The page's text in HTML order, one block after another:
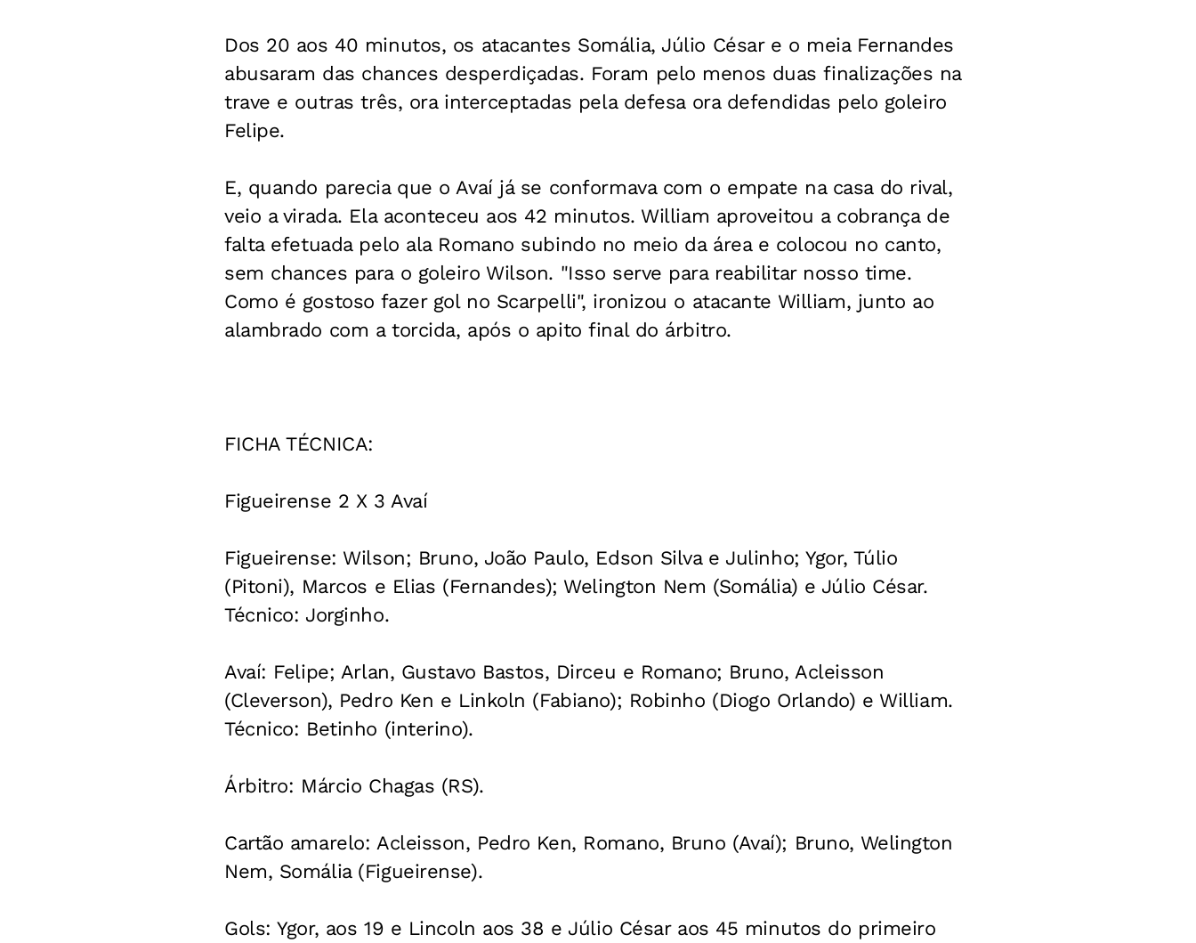
Dos 20 aos 40 minutos, os atacantes Somália, Júlio César e o meia Fernandes
abusaram das chances desperdiçadas. Foram pelo menos duas finalizações na
trave e outras três, ora interceptadas pela defesa ora defendidas pelo goleiro
Felipe.
E, quando parecia que o Avaí já se conformava com o empate na casa do rival,
veio a virada. Ela aconteceu aos 42 minutos. William aproveitou a cobrança de
falta efetuada pelo ala Romano subindo no meio da área e colocou no canto,
sem chances para o goleiro Wilson. "Isso serve para reabilitar nosso time.
Como é gostoso fazer gol no Scarpelli", ironizou o atacante William, junto ao
alambrado com a torcida, após o apito final do árbitro.
FICHA TÉCNICA:
Figueirense 2 X 3 Avaí
Figueirense: Wilson; Bruno, João Paulo, Edson Silva e Julinho; Ygor, Túlio
(Pitoni), Marcos e Elias (Fernandes); Welington Nem (Somália) e Júlio César.
Técnico: Jorginho.
Avaí: Felipe; Arlan, Gustavo Bastos, Dirceu e Romano; Bruno, Acleisson
(Cleverson), Pedro Ken e Linkoln (Fabiano); Robinho (Diogo Orlando) e William.
Técnico: Betinho (interino).
Árbitro: Márcio Chagas (RS).
Cartão amarelo: Acleisson, Pedro Ken, Romano, Bruno (Avaí); Bruno, Welington
Nem, Somália (Figueirense).
Gols: Ygor, aos 19 e Lincoln aos 38 e Júlio César aos 45 minutos do primeiro